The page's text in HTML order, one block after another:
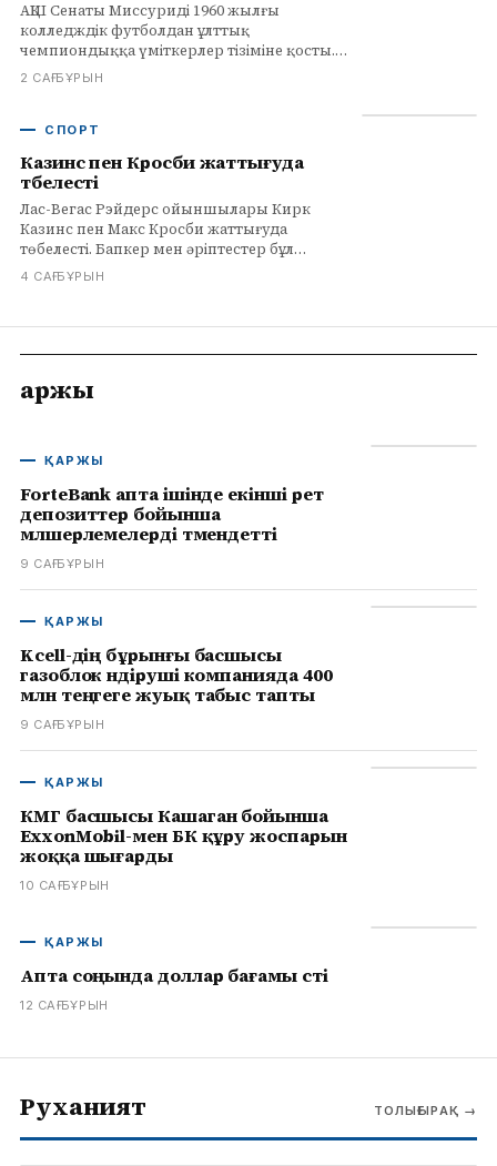
АҚШ Сенаты Миссуриді 1960 жылғы
колледждік футболдан ұлттық
чемпиондыққа үміткерлер тізіміне қосты.
Сенатор Эрик Шмитт ұсынған қарар және
2 САҒ БҰРЫН
СПОРТ
Казинс пен Кросби жаттығуда
төбелесті
Лас-Вегас Рэйдерс ойыншылары Кирк
Казинс пен Макс Кросби жаттығуда
төбелесті. Бапкер мен әріптестер бұл
жаттығудағы қалыпты жағдай екенін
4 САҒ БҰРЫН
Қаржы
ҚАРЖЫ
ForteBank апта ішінде екінші рет
депозиттер бойынша
мөлшерлемелерді төмендетті
9 САҒ БҰРЫН
ҚАРЖЫ
Kcell-дің бұрынғы басшысы
газоблок өндіруші компанияда 400
млн теңгеге жуық табыс тапты
9 САҒ БҰРЫН
ҚАРЖЫ
КМГ басшысы Кашаган бойынша
ExxonMobil-мен БК құру жоспарын
жоққа шығарды
10 САҒ БҰРЫН
ҚАРЖЫ
Апта соңында доллар бағамы өсті
12 САҒ БҰРЫН
Руханият ТОЛЫҒЫРАҚ →